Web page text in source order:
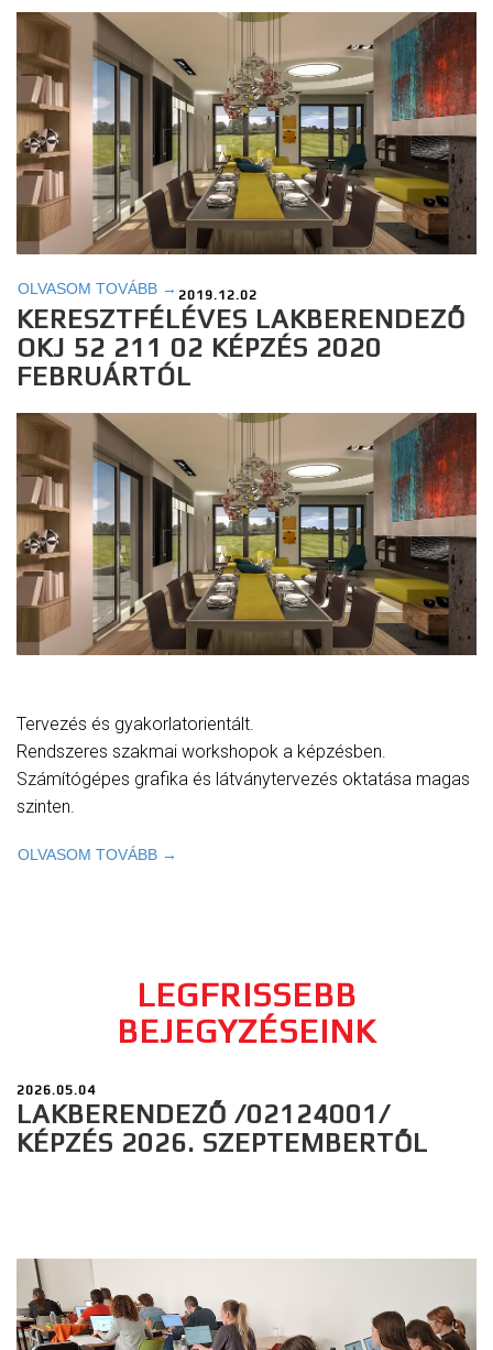
OLVASOM TOVÁBB → 2019.12.02
KERESZTFÉLÉVES LAKBERENDEZŐ
OKJ 52 211 02 KÉPZÉS 2020
FEBRUÁRTÓL
Tervezés és gyakorlatorientált.
Rendszeres szakmai workshopok a képzésben.
Számítógépes grafika és látványtervezés oktatása magas
szinten.
OLVASOM TOVÁBB →
LEGFRISSEBB
BEJEGYZÉSEINK
2026.05.04
LAKBERENDEZŐ /02124001/
KÉPZÉS 2026. SZEPTEMBERTŐL